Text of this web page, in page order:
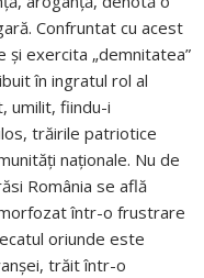
Confruntat cu acest
exercita „demnitatea”
în ingratul rol al
umilit, fiindu-i
trăirile patriotice
naţionale. Nu de
România se află
într-o frustrare
oriunde este
trăit într-o